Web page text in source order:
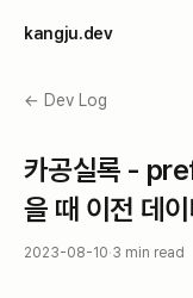
kangju.dev
← Dev Log
카공실록 -
을 때 이전 데
2023-08-10·3 min read